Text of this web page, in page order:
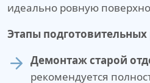
идеально ровную
Этапы подготовительных
Демонтаж старой
рекомендуется